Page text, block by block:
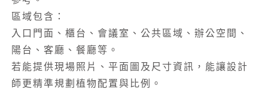
區域包含：
入口門面、櫃台、會議室、公共區域、辦公空間、
陽台、客廳、餐廳等。
若能提供現場照片、平面圖及尺寸資訊，能讓設計
師更精準規劃植物配置與比例。